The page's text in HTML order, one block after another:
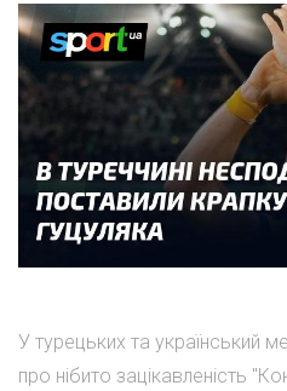
У турецьких та український
про нібито зацікавленість